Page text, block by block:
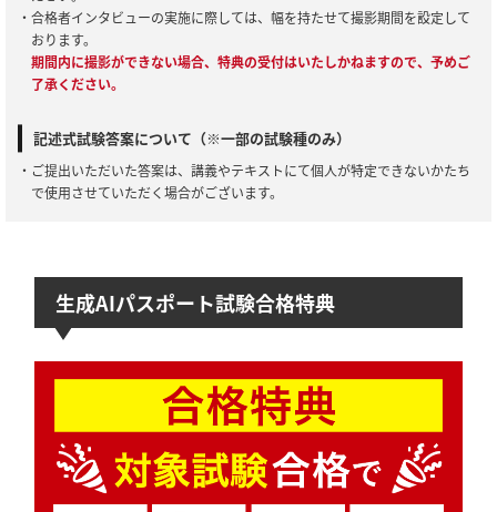
・合格者インタビューの実施に際しては、幅を持たせて撮影期間を設定して
おります。
期間内に撮影ができない場合、特典の受付はいたしかねますので、予めご
了承ください。
記述式試験答案について（※一部の試験種のみ）
・ご提出いただいた答案は、講義やテキストにて個人が特定できないかたち
で使用させていただく場合がございます。
生成AIパスポート試験合格特典